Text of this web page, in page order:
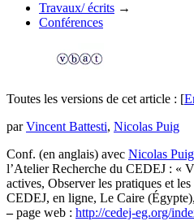
Travaux/ écrits →
Conférences
Toutes les versions de cet article : [
parVincent Battesti, Nicolas Puig
Conf. (en anglais) avec Nicolas Puig
l’Atelier Recherche du CEDEJ : «
actives, Observer les pratiques et
CEDEJ, en ligne, Le Caire
–page web : http://cedej-eg.org/